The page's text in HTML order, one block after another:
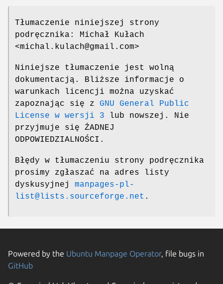
Tłumaczenie niniejszej strony
podręcznika: Michał Kułach
<michal.kulach@gmail.com>
Niniejsze tłumaczenie jest wolną
dokumentacją. Bliższe informacje o
warunkach licencji można uzyskać
zapoznając się z GNU General Public
License w wersji 3 lub nowszej. Nie
przyjmuje się ŻADNEJ
ODPOWIEDZIALNOŚCI.
Błędy w tłumaczeniu strony podręcznika
prosimy zgłaszać na adres listy
dyskusyjnej manpages-pl-
list@lists.sourceforge.net .
Powered by the Ubuntu Manpage Operator, file bugs in
GitHub